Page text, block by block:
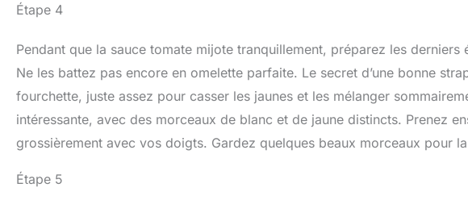
Étape 4
Pendant que la sauce tomate mijote tranquillement, préparez les
Ne les battez pas encore en omelette parfaite. Le secret d’une bonne
fourchette, juste assez pour casser les jaunes et les mélanger
intéressante, avec des morceaux de blanc et de jaune distincts. Prenez
grossièrement avec vos doigts. Gardez quelques beaux morceaux pour
Étape 5